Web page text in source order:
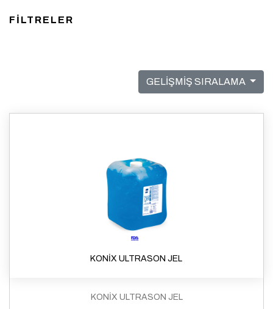
FİLTRELER
GELİŞMİŞ SIRALAMA
KONİX ULTRASON JEL
KONİX ULTRASON JEL